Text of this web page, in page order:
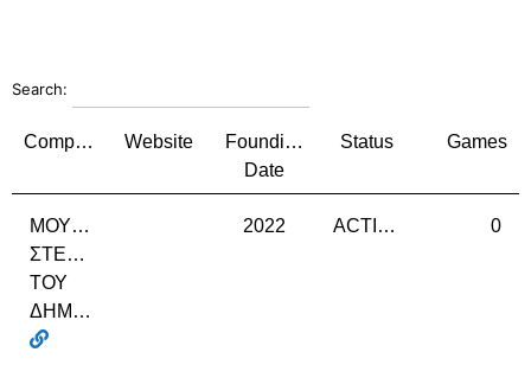
Search:
Company Website
Founding
Date
Status Games
ΜΟΥΝΤΡΑΚΗΣ
ΣΤΕΦΑΝΟΣ
ΤΟΥ
ΔΗΜΗΤΡΙΟΥ
2022 ACTIVE 0